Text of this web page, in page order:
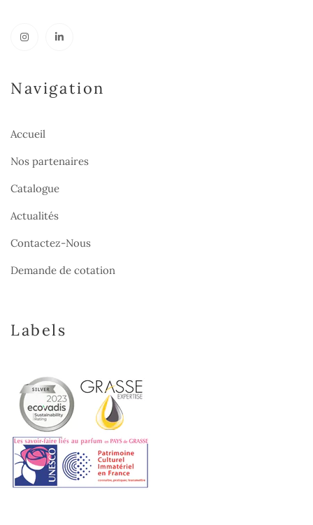
Navigation
Accueil
Nos partenaires
Catalogue
Actualités
Contactez-Nous
Demande de cotation
Labels